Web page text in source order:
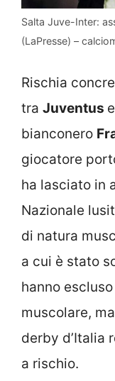
Salta Juve-Inter:
(LaPresse) –
Rischia
tra Juventus e
bianconero
giocatore
ha lasciato in
Nazionale
di natura
a cui è stato
hanno
muscolare,
derby d’Italia
a rischio.